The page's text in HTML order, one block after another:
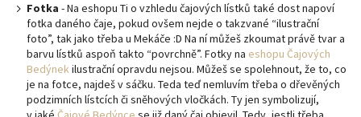
Fotka - Na eshopu Ti o vzhledu čajových lístků také dost napoví
fotka daného čaje, pokud ovšem nejde o takzvané “ilustrační
foto”, tak jako třeba u Mekáče :D Na ní můžeš zkoumat právě tvar a
barvu lístků aspoň takto “povrchně”. Fotky na eshopu Čajových
Bedýnekilustrační opravdu nejsou. Můžeš se spolehnout, že to, co
je na fotce, najdeš v sáčku. Teda teď nemluvím třeba o dřevěných
podzimních lístcích či sněhových vločkách. Ty jen symbolizují,